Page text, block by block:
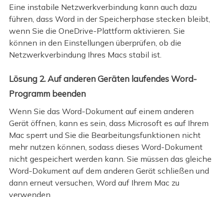
Eine instabile Netzwerkverbindung kann auch dazu
führen, dass Word in der Speicherphase stecken bleibt,
wenn Sie die OneDrive-Plattform aktivieren. Sie
können in den Einstellungen überprüfen, ob die
Netzwerkverbindung Ihres Macs stabil ist.
Lösung 2. Auf anderen Geräten laufendes Word-
Programm beenden
Wenn Sie das Word-Dokument auf einem anderen
Gerät öffnen, kann es sein, dass Microsoft es auf Ihrem
Mac sperrt und Sie die Bearbeitungsfunktionen nicht
mehr nutzen können, sodass dieses Word-Dokument
nicht gespeichert werden kann. Sie müssen das gleiche
Word-Dokument auf dem anderen Gerät schließen und
dann erneut versuchen, Word auf Ihrem Mac zu
verwenden.